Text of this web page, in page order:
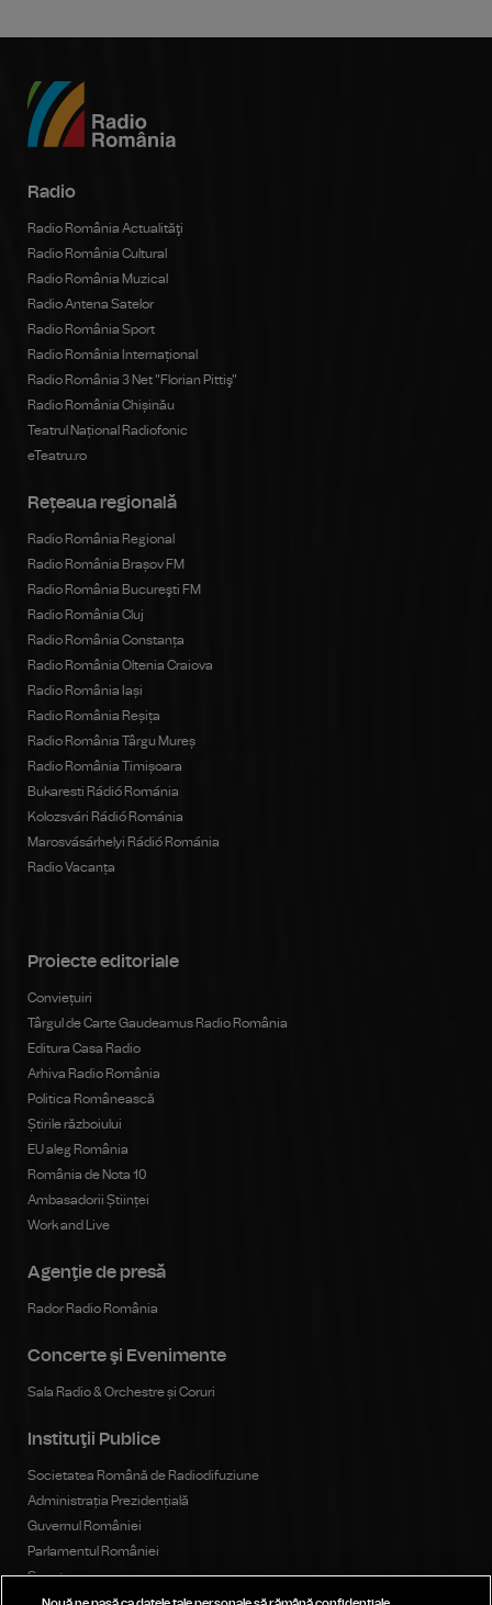
Radio
Radio România Actualităţi
Radio România Cultural
Radio România Muzical
Radio Antena Satelor
Radio România Sport
Radio România Internațional
Radio România 3 Net "Florian Pittiş"
Radio România Chișinău
Teatrul Național Radiofonic
eTeatru.ro
Rețeaua regională
Radio România Regional
Radio România Brașov FM
Radio România Bucureşti FM
Radio România Cluj
Radio România Constanța
Radio România Oltenia Craiova
Radio România Iași
Radio România Reșița
Radio România Târgu Mureș
Radio România Timișoara
Bukaresti Rádió Románia
Kolozsvári Rádió Románia
Marosvásárhelyi Rádió Románia
Radio Vacanța
Proiecte editoriale
Conviețuiri
Târgul de Carte Gaudeamus Radio România
Editura Casa Radio
Arhiva Radio România
Politica Românească
Știrile războiului
EU aleg România
România de Nota 10
Ambasadorii Științei
Work and Live
Agenţie de presă
Rador Radio România
Concerte şi Evenimente
Sala Radio & Orchestre și Coruri
Instituţii Publice
Societatea Română de Radiodifuziune
Administrația Prezidențială
Guvernul României
Parlamentul României
Senat
Camera Deputaților